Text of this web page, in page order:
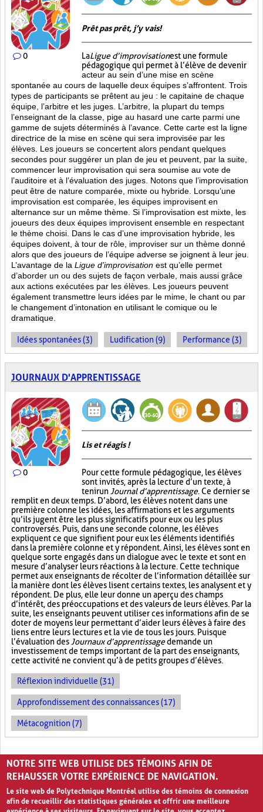
0
Prêt pas prêt, j’y vais!
LaLigue d’improvisationest une formule
pédagogique qui permet à l’élève de devenir
acteur au sein d’une mise en scène
spontanée au cours de laquelle deux équipes s’affrontent. Trois
types de participants se prêtent au jeu : le capitaine de chaque
équipe, l’arbitre et les juges. L’arbitre, la plupart du temps
l’enseignant de la classe, pige au hasard une carte parmi une
gamme de sujets déterminés à l’avance. Cette carte est la ligne
directrice de la mise en scène qui sera improvisée par les
élèves. Les joueurs se concertent alors pendant quelques
secondes pour suggérer un plan de jeu et peuvent, par la suite,
commencer leur improvisation qui sera soumise au vote de
l’auditoire et à l’évaluation des juges. Notons que l’improvisation
peut être de nature comparée, mixte ou hybride. Lorsqu’une
improvisation est comparée, les équipes improvisent en
alternance sur un même thème. Si l’improvisation est mixte, les
joueurs des deux équipes improvisent ensemble en respectant
le thème choisi. Dans le cas d’une improvisation hybride, les
équipes doivent, à tour de rôle, improviser sur un thème donné
alors que des joueurs de l’équipe adverse se joignent à leur jeu.
L’avantage de la Ligue d’improvisation est qu’elle permet
d’aborder un ou des sujets de façon verbale, mais aussi grâce
aux actions exécutées par les élèves. Les joueurs peuvent
également transmettre leurs idées par le mime, le chant ou par
le changement d’intonation en utilisant le comique ou le
dramatique.
Idées spontanées (3) Ludification (9) Performance (3)
JOURNAUX D'APPRENTISSAGE
0
Lis et réagis !
Pour cette formule pédagogique, les élèves
sont invités, après la lecture d’un texte, à
tenir un Journal d’apprentissage. Ce dernier se
remplit en deux temps. D’abord, les élèves notent dans une
première colonne les idées, les affirmations et les arguments
qu’ils jugent être les plus significatifs pour eux ou les plus
controversés. Puis, dans une seconde colonne, les élèves
expliquent ce que signifient pour eux les éléments identifiés
dans la première colonne et y répondent. Ainsi, les élèves sont en
quelque sorte engagés dans un dialogue avec le texte et sont en
mesure d’analyser leurs réactions à la lecture. Cette technique
permet aux enseignants de récolter de l’information détaillée sur
la manière dont les élèves lisent certains textes, les analysent et y
répondent. De plus, elle leur donne un aperçu des champs
d’intérêt, des préoccupations et des valeurs de leurs élèves. Par la
suite, les enseignants peuvent utiliser ces informations afin de se
doter de moyens leur permettant d’aider leurs élèves à faire des
liens entre leurs lectures et la vie de tous les jours. Puisque
l’évaluation des Journaux d’apprentissagedemande un
investissement de temps important de la part des enseignants,
cette activité ne convient qu’à de petits groupes d’élèves.
Réflexion individuelle (31)
Approfondissement des connaissances (17)
Métacognition (7)
PAGES
1 2 › »
NOTRE SITE WEB UTILISE DES TÉMOINS AFIN DE
REHAUSSER VOTRE EXPÉRIENCE DE NAVIGATION.
Le site web de Polytechnique Montréal utilise des témoins de connexion
afin de recueillir des statistiques générales et offrir une meilleure